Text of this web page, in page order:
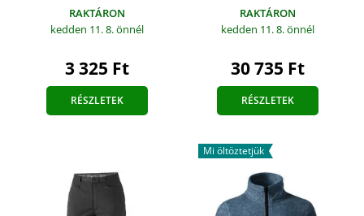
RAKTÁRON
kedden 11. 8.önnél
3 325 Ft
RÉSZLETEK
RAKTÁRON
kedden 11. 8.önnél
30 735 Ft
RÉSZLETEK
Mi öltöztetjük